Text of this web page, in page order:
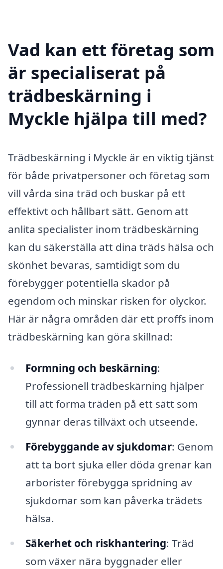
Vad kan ett företag som
är specialiserat på
trädbeskärning i
Myckle hjälpa till med?
Trädbeskärning i Myckle är en viktig tjänst
för både privatpersoner och företag som
vill vårda sina träd och buskar på ett
effektivt och hållbart sätt. Genom att
anlita specialister inom trädbeskärning
kan du säkerställa att dina träds hälsa och
skönhet bevaras, samtidigt som du
förebygger potentiella skador på
egendom och minskar risken för olyckor.
Här är några områden där ett proffs inom
trädbeskärning kan göra skillnad:
Formning och beskärning:
Professionell trädbeskärning hjälper
till att forma träden på ett sätt som
gynnar deras tillväxt och utseende.
Förebyggande av sjukdomar: Genom
att ta bort sjuka eller döda grenar kan
arborister förebygga spridning av
sjukdomar som kan påverka trädets
hälsa.
Säkerhet och riskhantering: Träd
som växer nära byggnader eller